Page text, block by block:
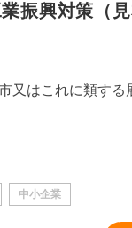
振興対策（
中小企業